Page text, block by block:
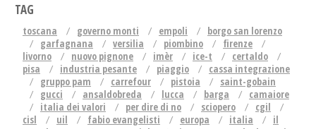
TAG
toscana governo monti empoli
borgo san lorenzo
garfagnana
versilia piombino
firenze
livorno
nuovo pignone imèr ice-t
certaldo
pisa
industria pesante piaggio
cassa integrazione
gruppo pam
carrefour pistoia
saint-gobain
gucci
ansaldobreda lucca barga
camaiore
italia dei valori
per dire di no sciopero
cgil
cisl
uil fabio evangelisti europa italia
il